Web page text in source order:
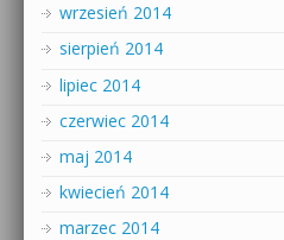
wrzesień 2014
sierpień 2014
lipiec 2014
czerwiec 2014
maj 2014
kwiecień 2014
marzec 2014